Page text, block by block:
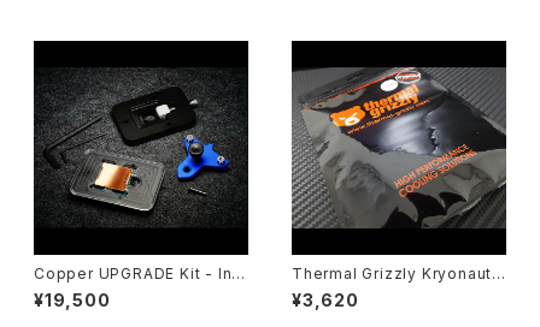
Copper UPGRADE Kit - Inte
l 9th Gen（9th Gen Copper
Upgrade Kit）
¥19,500
Thermal Grizzly Kryonaut t
hermal compound - 5.55 gr
ams / 1.5 ml
¥3,620